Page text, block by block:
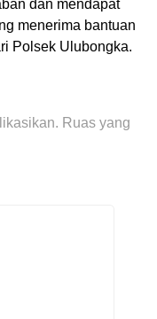
dan mendapat
menerima bantuan
Polsek Ulubongka.
Ruas yang